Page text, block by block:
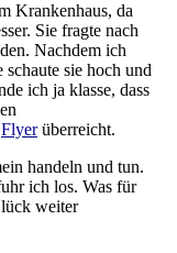
Krankenhaus, da
Sie fragte nach
Nachdem ich
sie hoch und
ich ja klasse, dass
Flyerüberreicht.
handeln und tun.
ich los. Was für
weiter